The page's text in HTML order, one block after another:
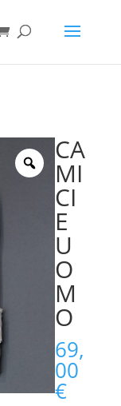
CA
MI
CI
E
U
O
M
O
69,
00
€